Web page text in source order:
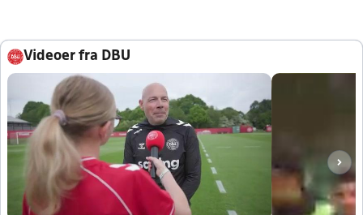
Videoer fra DBU